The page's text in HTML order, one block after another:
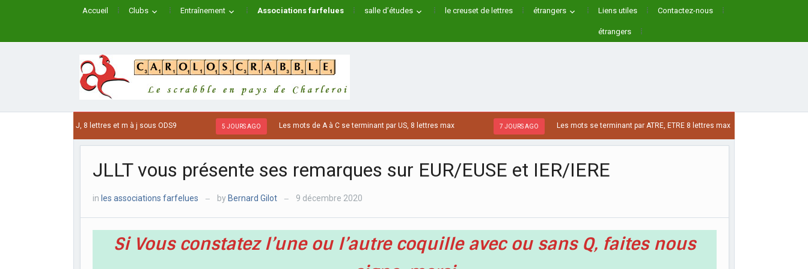
Accueil Clubs Entraînement Associations farfelues salle d’études le creuset de lettres étrangers Liens utiles Contactez-nous
étrangers
de A à J, 8 lettres et m à j sous ODS9 5 JOURS AGO Les mots de A à C se terminant par US, 8 lettres max 7 JOURS AGO Les mots se terminant par ATRE, ETRE 8 lettres max
JLLT vous présente ses remarques sur EUR/EUSE et IER/IERE
in les associations farfelues — by Bernard Gilot — 9 décembre 2020
Si Vous constatez l’une ou l’autre coquille avec ou sans Q, faites nous